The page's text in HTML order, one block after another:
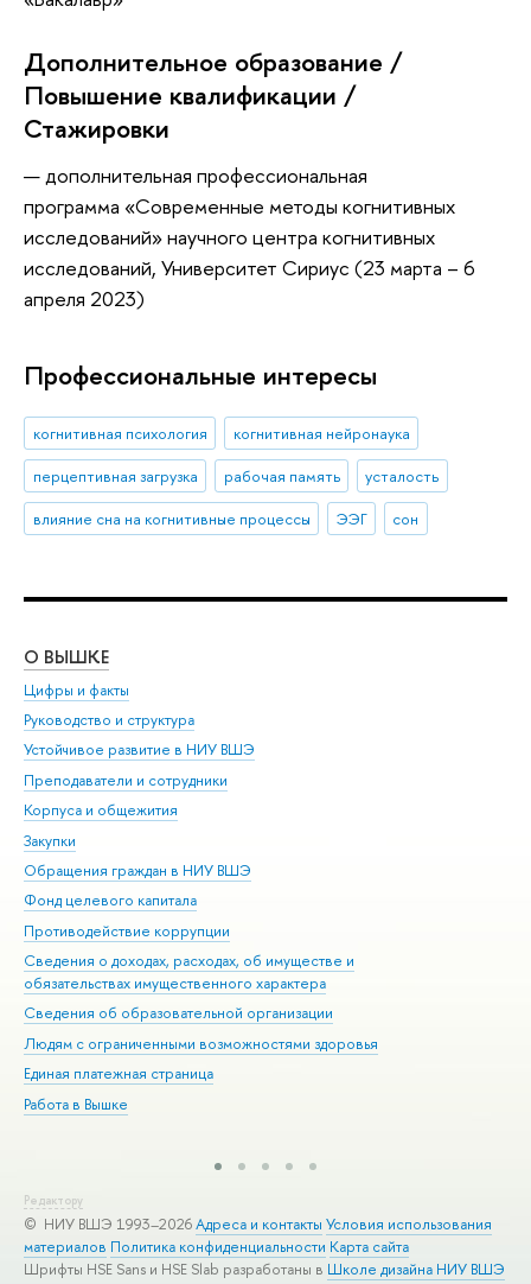
Дополнительное образование /
Повышение квалификации /
Стажировки
— дополнительная профессиональная
программа «Современные методы когнитивных
исследований» научного центра когнитивных
исследований, Университет Сириус (23 марта – 6
апреля 2023)
Профессиональные интересы
когнитивная психология
когнитивная нейронаука
перцептивная загрузка
рабочая память
усталость
влияние сна на когнитивные процессы
ЭЭГ сон
О ВЫШКЕ
Цифры и факты
Руководство и структура
Устойчивое развитие в НИУ ВШЭ
Преподаватели и сотрудники
Корпуса и общежития
Закупки
Обращения граждан в НИУ ВШЭ
Фонд целевого капитала
Противодействие коррупции
Сведения о доходах, расходах, об имуществе и
обязательствах имущественного характера
Сведения об образовательной организации
Людям с ограниченными возможностями здоровья
Единая платежная страница
Работа в Вышке
Редактору
© НИУ ВШЭ 1993–2026Адреса и контакты Условия использования
материалов Политика конфиденциальности Карта сайта
Шрифты HSE Sans и HSE Slab разработаны в Школе дизайна НИУ ВШЭ